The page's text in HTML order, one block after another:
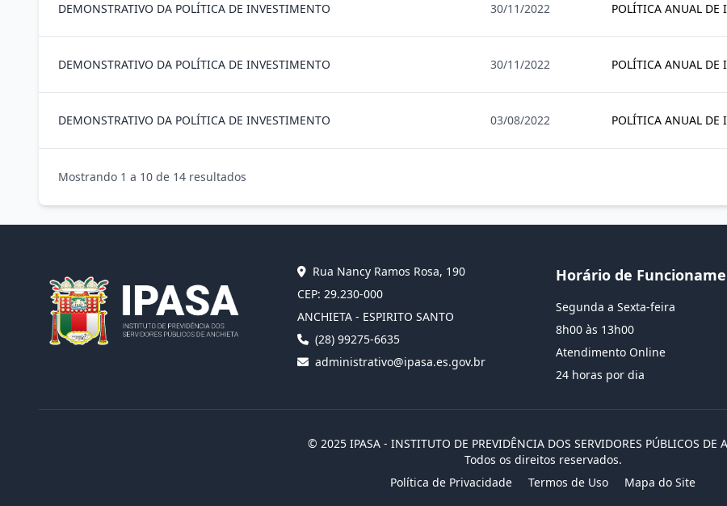
DEMONSTRATIVO DA POLÍTICA DE INVESTIMENTO 30/11/2022 POLÍTICA ANUAL DE
DEMONSTRATIVO DA POLÍTICA DE INVESTIMENTO 30/11/2022 POLÍTICA ANUAL DE
DEMONSTRATIVO DA POLÍTICA DE INVESTIMENTO 03/08/2022 POLÍTICA ANUAL DE
Mostrando 1 a 10 de 14 resultados
Rua Nancy Ramos Rosa, 190
CEP: 29.230-000
ANCHIETA - ESPIRITO SANTO
(28) 99275-6635
administrativo@ipasa.es.gov.br
Horário de
Segunda a Sexta-feira
8h00 às 13h00
Atendimento Online
24 horas por dia
© 2025 IPASA - INSTITUTO DE PREVIDÊNCIA DOS SERVIDORES PÚBLICOS DE
Todos os direitos reservados.
Política de Privacidade
Termos de Uso Mapa do Site